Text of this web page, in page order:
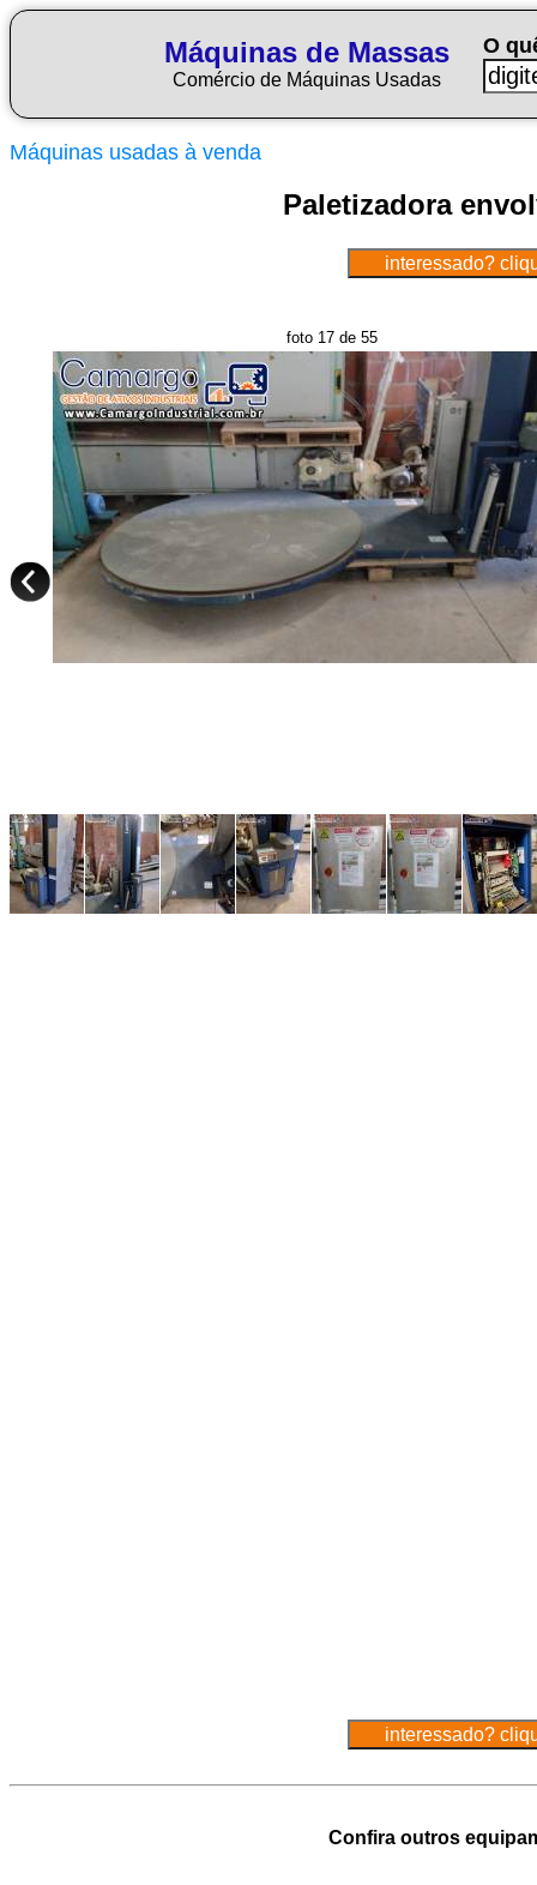
Máquinas de Massas
Comércio de Máquinas Usadas
O
Máquinas usadas à venda
Paletizadora
foto 17 de 55
Confira outros